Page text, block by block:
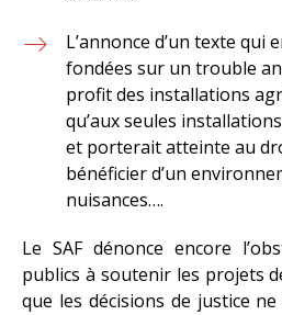
L’annonce d’un texte qui
fondées sur un trouble
profit des installations
qu’aux seules
et porterait atteinte au
bénéficier d’un
nuisances….
Le SAF dénonce encore
publics à soutenir les projets
que les décisions de justice